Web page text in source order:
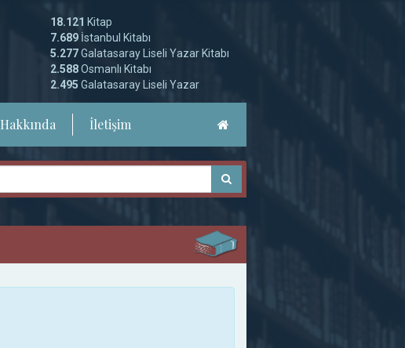
18.121 Kitap
7.689 İstanbul Kitabı
5.277Galatasaray Liseli Yazar Kitabı
2.588Osmanlı Kitabı
2.495 Galatasaray Liseli Yazar
Hakkında İletişim